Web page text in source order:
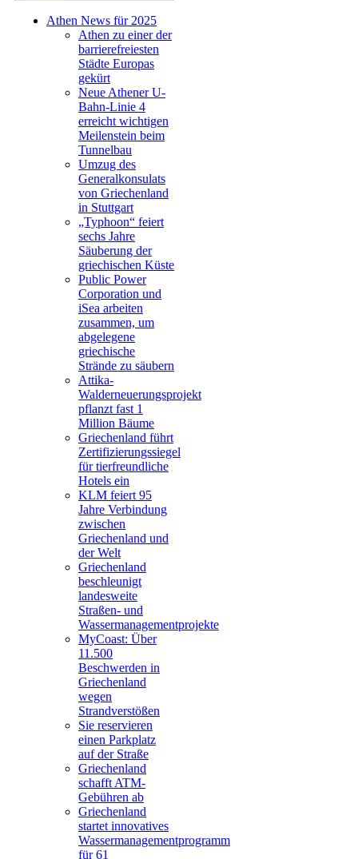
Athen News für 2025
Athen zu einer der
barrierefreiesten
Städte Europas
gekürt
Neue Athener U-
Bahn-Linie 4
erreicht wichtigen
Meilenstein beim
Tunnelbau
Umzug des
Generalkonsulats
von Griechenland
in Stuttgart
„Typhoon“ feiert
sechs Jahre
Säuberung der
griechischen Küste
Public Power
Corporation und
iSea arbeiten
zusammen, um
abgelegene
griechische
Strände zu säubern
Attika-
Walderneuerungsprojekt
pflanzt fast 1
Million Bäume
Griechenland führt
Zertifizierungssiegel
für tierfreundliche
Hotels ein
KLM feiert 95
Jahre Verbindung
zwischen
Griechenland und
der Welt
Griechenland
beschleunigt
landesweite
Straßen- und
Wassermanagementprojekte
MyCoast: Über
11.500
Beschwerden in
Griechenland
wegen
Strandverstößen
Sie reservieren
einen Parkplatz
auf der Straße
Griechenland
schafft ATM-
Gebühren ab
Griechenland
startet innovatives
Wassermanagementprogramm
für 61